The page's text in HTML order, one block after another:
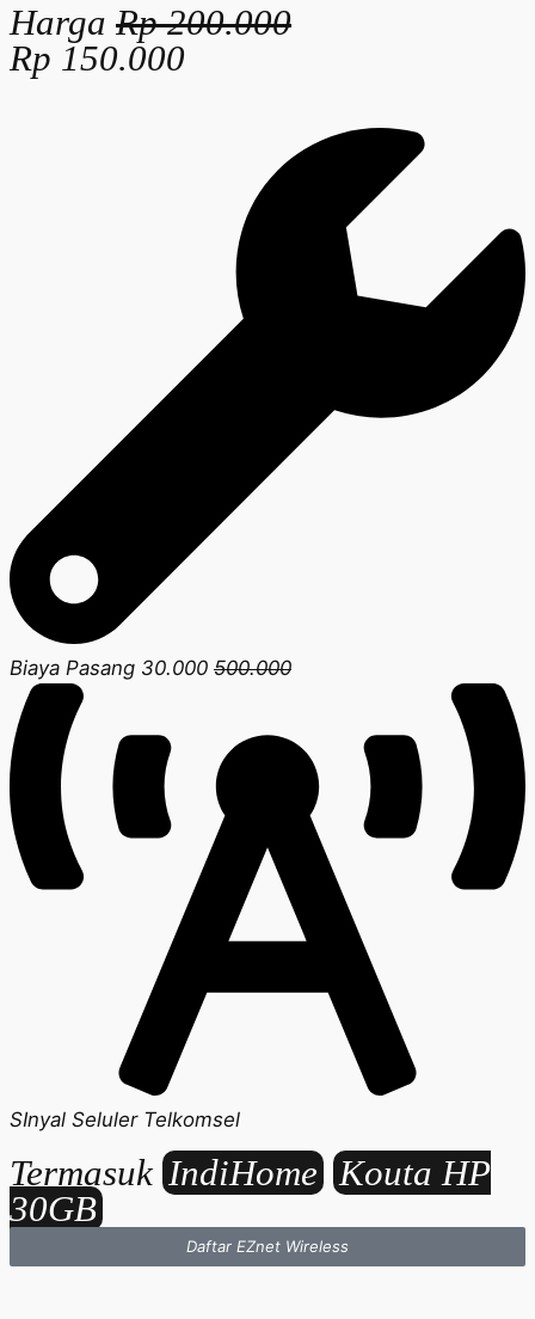
Harga Rp 200.000
Rp 150.000
Biaya Pasang 30.000 500.000
SInyal Seluler Telkomsel
Termasuk IndiHome Kouta HP
30GB
Daftar EZnet Wireless